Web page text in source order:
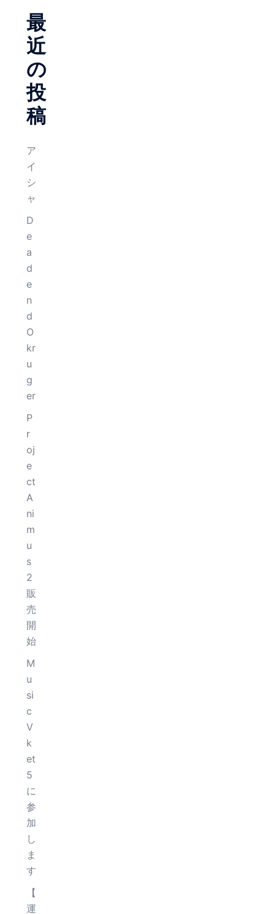
最
近
の
投
稿
ア
イ
シ
ャ
D
e
a
d
e
n
d
O
kr
u
g
er
P
r
oj
e
ct
A
ni
m
u
s
2
販
売
開
始
M
u
si
c
V
k
et
5
に
参
加
し
ま
す
【
運